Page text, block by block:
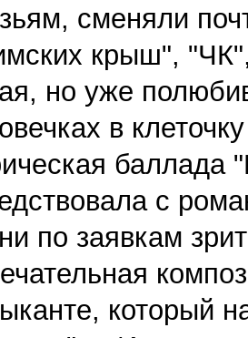
сменяли
крыш",
но уже
в
баллада
с
по заявкам
который